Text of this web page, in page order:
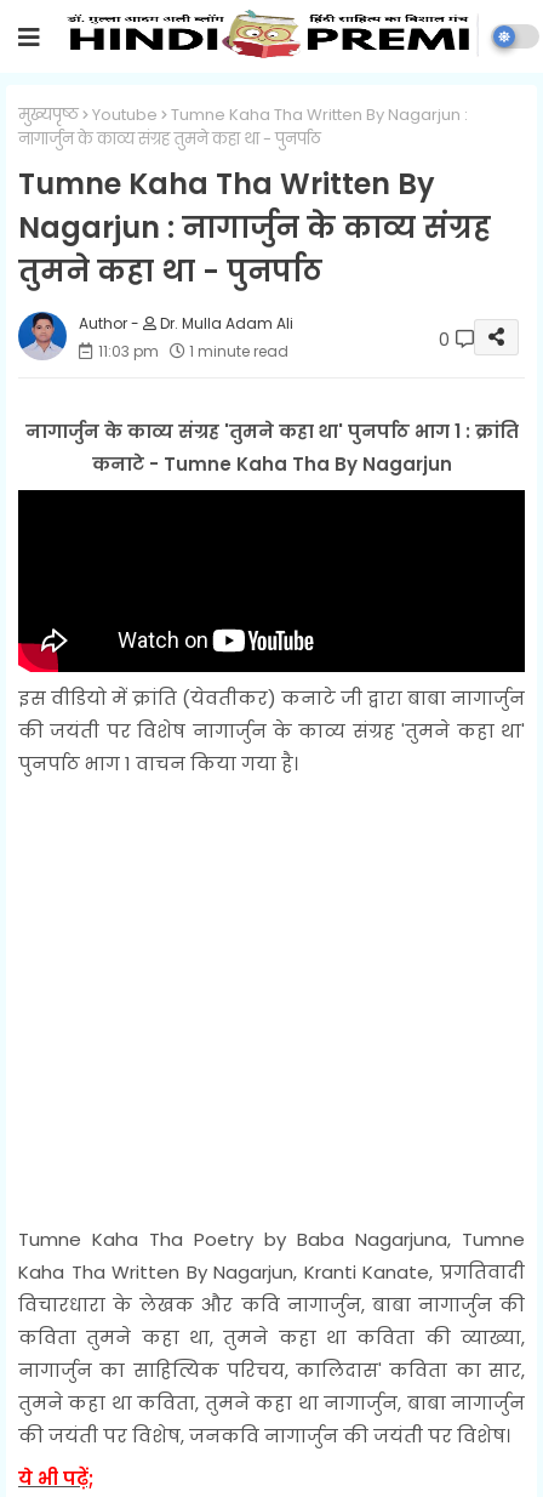
मुख्यपृष्ठ Youtube
Tumne Kaha Tha Written By Nagarjun :
नागार्जुन के काव्य संग्रह तुमने कहा था - पुनर्पाठ
Tumne Kaha Tha Written By
Nagarjun : नागार्जुन के काव्य संग्रह
तुमने कहा था - पुनर्पाठ
Dr. Mulla Adam Ali
11:03 pm
1 minute read 0
नागार्जुन के काव्य संग्रह 'तुमने कहा था' पुनर्पाठ भाग 1 : क्रांति
कनाटे - Tumne Kaha Tha By Nagarjun
इस वीडियो में क्रांति (येवतीकर) कनाटे जी द्वारा बाबा नागार्जुन
की जयंती पर विशेष नागार्जुन के काव्य संग्रह 'तुमने कहा था'
पुनर्पाठ भाग 1 वाचन किया गया है।
Tumne Kaha Tha Poetry by Baba Nagarjuna, Tumne
Kaha Tha Written By Nagarjun, Kranti Kanate, प्रगतिवादी
विचारधारा के लेखक और कवि नागार्जुन, बाबा नागार्जुन की
कविता तुमने कहा था, तुमने कहा था कविता की व्याख्या,
नागार्जुन का साहित्यिक परिचय, कालिदास' कविता का सार,
तुमने कहा था कविता, तुमने कहा था नागार्जुन, बाबा नागार्जुन
की जयंती पर विशेष, जनकवि नागार्जुन की जयंती पर विशेष।
ये भी पढ़ें;